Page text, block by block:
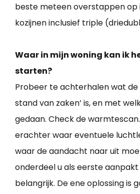
beste meteen overstappen op
kozijnen inclusief triple
Waar in mijn woning kan ik
starten?
Probeer te achterhalen wat de
stand van zaken’ is, en met
gedaan. Check de
erachter waar eventuele
waar de aandacht naar uit
onderdeel u als eerste aanpakt
belangrijk. De ene oplossing is